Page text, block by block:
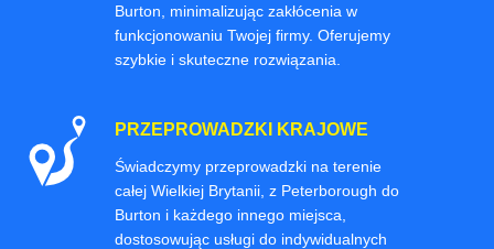
Burton, minimalizując zakłócenia w
funkcjonowaniu Twojej firmy. Oferujemy
szybkie i skuteczne rozwiązania.
PRZEPROWADZKI KRAJOWE
Świadczymy przeprowadzki na terenie
całej Wielkiej Brytanii, z Peterborough do
Burton i każdego innego miejsca,
dostosowując usługi do indywidualnych